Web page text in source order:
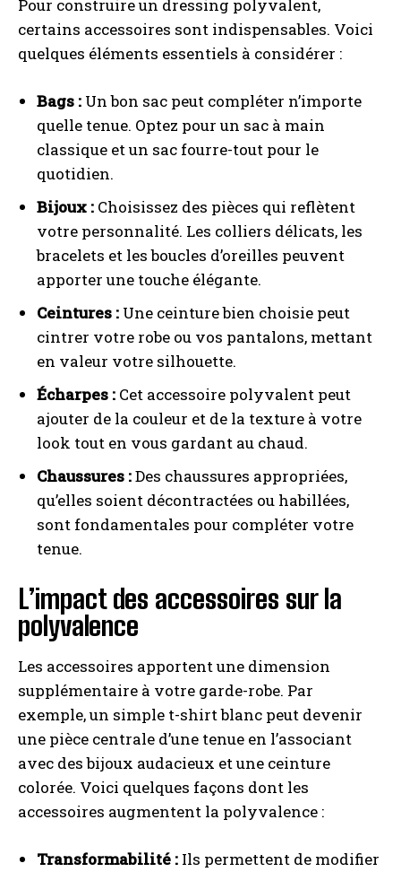
Pour construire un dressing polyvalent,
certains accessoires sont indispensables. Voici
quelques éléments essentiels à considérer :
Bags : Un bon sac peut compléter n’importe
quelle tenue. Optez pour un sac à main
classique et un sac fourre-tout pour le
quotidien.
Bijoux : Choisissez des pièces qui reflètent
votre personnalité. Les colliers délicats, les
bracelets et les boucles d’oreilles peuvent
apporter une touche élégante.
Ceintures : Une ceinture bien choisie peut
cintrer votre robe ou vos pantalons, mettant
en valeur votre silhouette.
Écharpes : Cet accessoire polyvalent peut
ajouter de la couleur et de la texture à votre
look tout en vous gardant au chaud.
Chaussures :Des chaussures appropriées,
qu’elles soient décontractées ou habillées,
sont fondamentales pour compléter votre
tenue.
L’impact des accessoires sur la
polyvalence
Les accessoires apportent une dimension
supplémentaire à votre garde-robe. Par
exemple, un simple t-shirt blanc peut devenir
une pièce centrale d’une tenue en l’associant
avec des bijoux audacieux et une ceinture
colorée. Voici quelques façons dont les
accessoires augmentent la polyvalence :
Transformabilité : Ils permettent de modifier